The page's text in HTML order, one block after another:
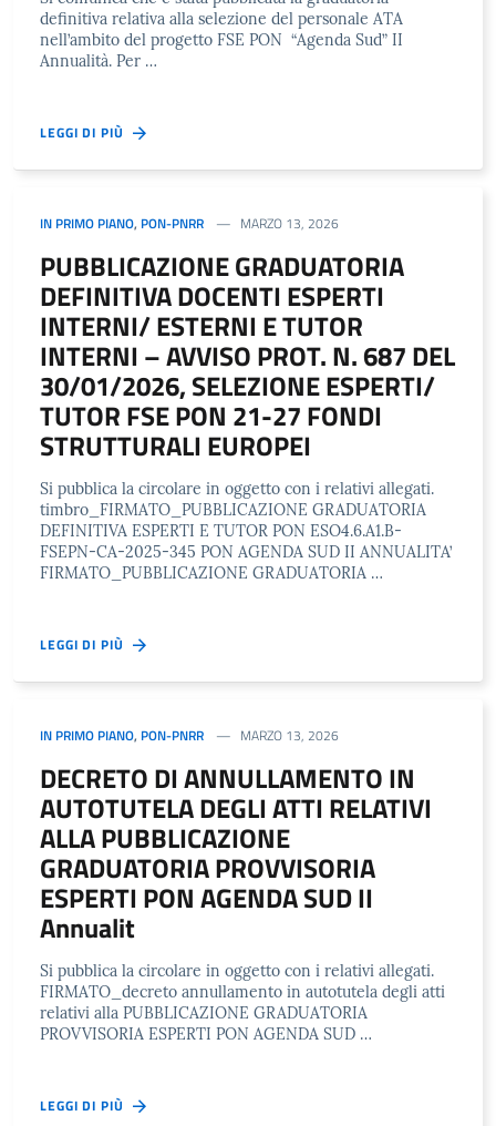
definitiva relativa alla selezione del personale ATA
nell’ambito del progetto FSE PON “Agenda Sud” II
Annualità. Per …
LEGGI DI PIÙ
IN PRIMO PIANO, PON-PNRR MARZO 13, 2026
PUBBLICAZIONE GRADUATORIA
DEFINITIVA DOCENTI ESPERTI
INTERNI/ ESTERNI E TUTOR
INTERNI – AVVISO PROT. N. 687 DEL
30/01/2026, SELEZIONE ESPERTI/
TUTOR FSE PON 21-27 FONDI
STRUTTURALI EUROPEI
Si pubblica la circolare in oggetto con i relativi allegati.
timbro_FIRMATO_PUBBLICAZIONE GRADUATORIA
DEFINITIVA ESPERTI E TUTOR PON ESO4.6.A1.B-
FSEPN-CA-2025-345 PON AGENDA SUD II ANNUALITA’
FIRMATO_PUBBLICAZIONE GRADUATORIA …
LEGGI DI PIÙ
IN PRIMO PIANO, PON-PNRR MARZO 13, 2026
DECRETO DI ANNULLAMENTO IN
AUTOTUTELA DEGLI ATTI RELATIVI
ALLA PUBBLICAZIONE
GRADUATORIA PROVVISORIA
ESPERTI PON AGENDA SUD II
Annualit
Si pubblica la circolare in oggetto con i relativi allegati.
FIRMATO_decreto annullamento in autotutela degli atti
relativi alla PUBBLICAZIONE GRADUATORIA
PROVVISORIA ESPERTI PON AGENDA SUD …
LEGGI DI PIÙ